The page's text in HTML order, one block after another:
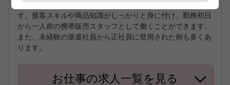
す。接客スキルや商品知識がしっかりと身に付け、勤務初日
から一人前の携帯販売スタッフとして働くことができます。
また、未経験の派遣社員から正社員に登用された例も多くあ
ります。
お仕事の求人一覧を見る